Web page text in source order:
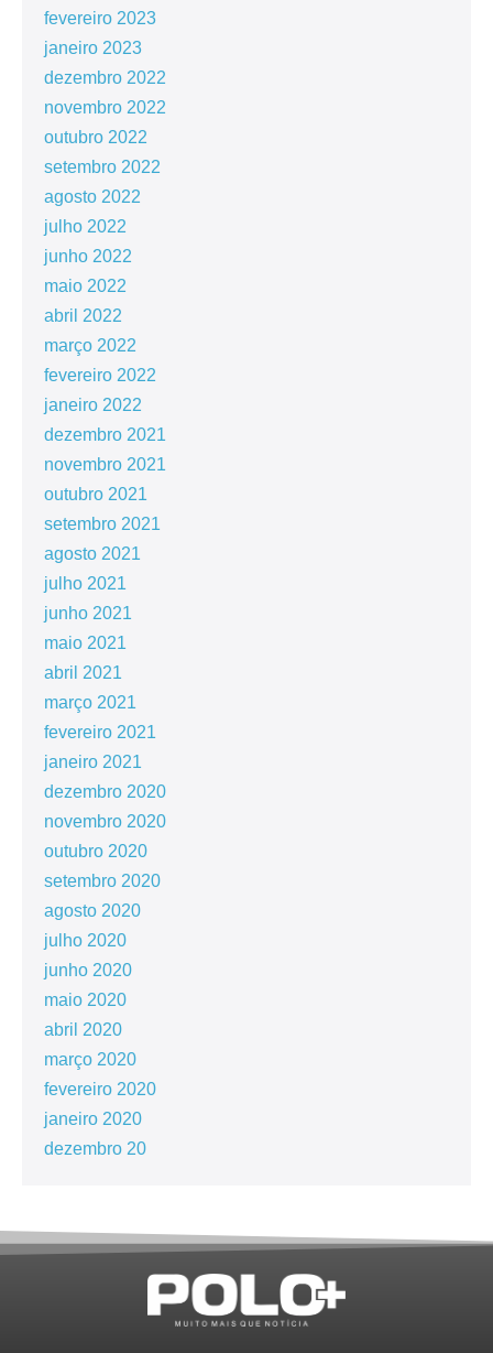
fevereiro 2023
janeiro 2023
dezembro 2022
novembro 2022
outubro 2022
setembro 2022
agosto 2022
julho 2022
junho 2022
maio 2022
abril 2022
março 2022
fevereiro 2022
janeiro 2022
dezembro 2021
novembro 2021
outubro 2021
setembro 2021
agosto 2021
julho 2021
junho 2021
maio 2021
abril 2021
março 2021
fevereiro 2021
janeiro 2021
dezembro 2020
novembro 2020
outubro 2020
setembro 2020
agosto 2020
julho 2020
junho 2020
maio 2020
abril 2020
março 2020
fevereiro 2020
janeiro 2020
dezembro 20